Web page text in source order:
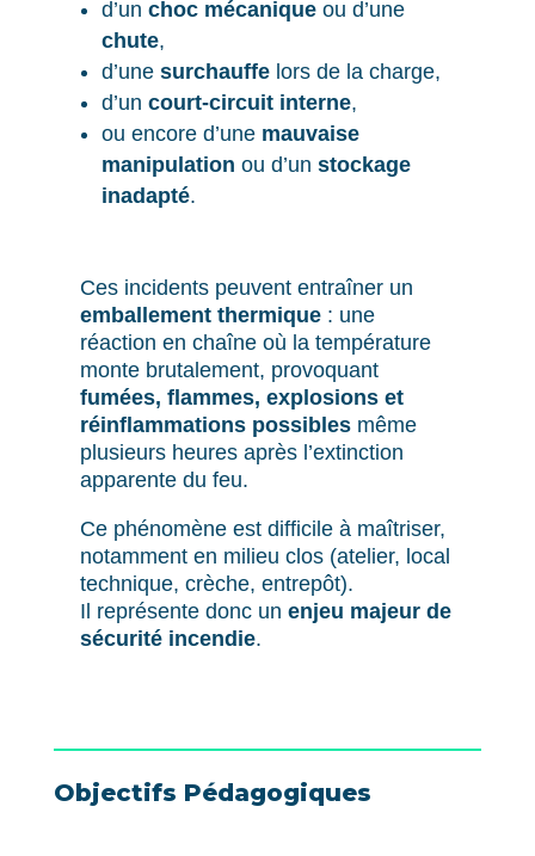
d’unchoc mécanique ou d’une
chute,
d’unesurchauffe lors de la charge,
d’uncourt-circuit interne,
ou encore d’une mauvaise
manipulation ou d’unstockage
inadapté.
Ces incidents peuvent entraîner un
emballement thermique : une
réaction en chaîne où la température
monte brutalement, provoquant
fumées, flammes, explosions et
réinflammations possibles même
plusieurs heures après l’extinction
apparente du feu.
Ce phénomène est difficile à maîtriser,
notamment en milieu clos (atelier, local
technique, crèche, entrepôt).
Il représente donc unenjeu majeur de
sécurité incendie.
Objectifs Pédagogiques